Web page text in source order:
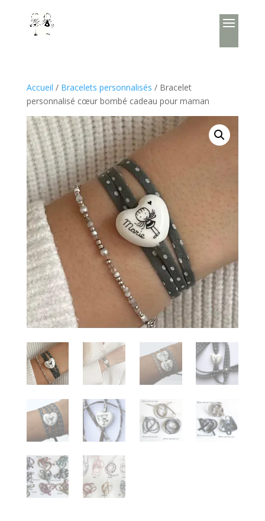
Accueil / Bracelets personnalisés / Bracelet
personnalisé cœur bombé cadeau pour maman